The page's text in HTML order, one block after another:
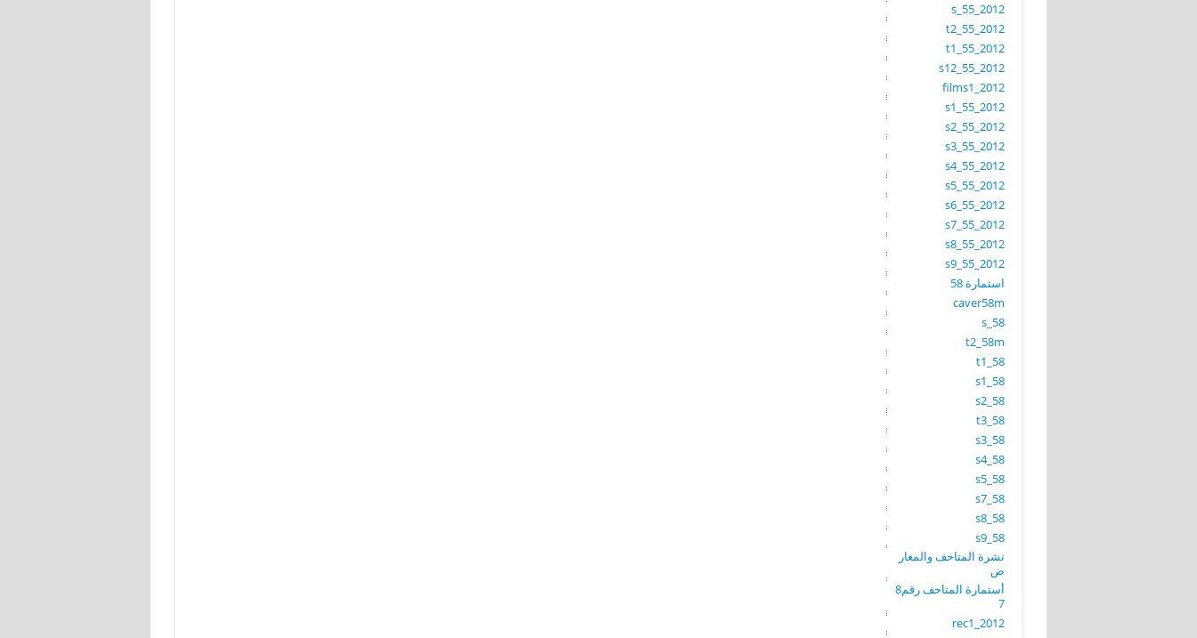
s_55_2012
t2_55_2012
t1_55_2012
s12_55_2012
films1_2012
s1_55_2012
s2_55_2012
s3_55_2012
s4_55_2012
s5_55_2012
s6_55_2012
s7_55_2012
s8_55_2012
s9_55_2012
استمارة 58
caver58m
s_58
t2_58m
t1_58
s1_58
s2_58
t3_58
s3_58
s4_58
s5_58
s7_58
s8_58
s9_58
نشرة المتاحف والمعار
ض
أستمارة المتاحف رقم8
7
rec1_2012